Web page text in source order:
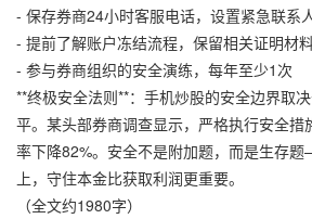
- 保存券商24小时客服电话，设置紧急联系
- 提前了解账户冻结流程，保留相关证明材
- 参与券商组织的安全演练，每年至少1次
**终极安全法则**：手机炒股的安全边界取
平。某头部券商调查显示，严格执行安全措
率下降82%。安全不是附加题，而是生存
上，守住本金比获取利润更重要。
（全文约1980字）